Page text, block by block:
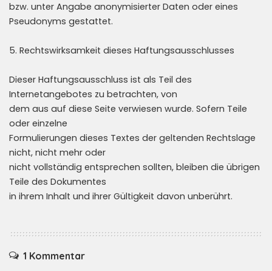
bzw. unter Angabe anonymisierter Daten oder eines
Pseudonyms gestattet.
5. Rechtswirksamkeit dieses Haftungsausschlusses
Dieser Haftungsausschluss ist als Teil des
Internetangebotes zu betrachten, von
dem aus auf diese Seite verwiesen wurde. Sofern Teile
oder einzelne
Formulierungen dieses Textes der geltenden Rechtslage
nicht, nicht mehr oder
nicht vollständig entsprechen sollten, bleiben die übrigen
Teile des Dokumentes
in ihrem Inhalt und ihrer Gültigkeit davon unberührt.
1 Kommentar